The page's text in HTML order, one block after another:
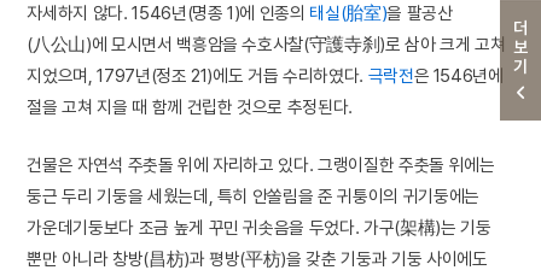
더보기
자세하지 않다. 1546년(명종 1)에 인종의 태실(胎室)을 팔공산
(八公山)에 모시면서 백흥암을 수호사찰(守護寺刹)로 삼아 크게 고쳐
지었으며, 1797년(정조 21)에도 거듭 수리하였다. 극락전은 1546년에
절을 고쳐 지을 때 함께 건립한 것으로 추정된다.
건물은 자연석 주춧돌 위에 자리하고 있다. 그랭이질한 주춧돌 위에는
둥근 두리 기둥을 세웠는데, 특히 안쏠림을 준 귀퉁이의 귀기둥에는
가운데기둥보다 조금 높게 꾸민 귀솟음을 두었다. 가구(架構)는 기둥
뿐만 아니라 창방(昌枋)과 평방(平枋)을 갖춘 기둥과 기둥 사이에도